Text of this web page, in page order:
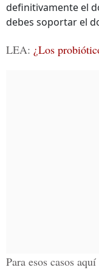
definitivamente el
debes soportar el
LEA: ¿Los
Para esos casos